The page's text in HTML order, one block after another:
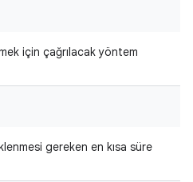
için çağrılacak yöntem
gereken en kısa süre